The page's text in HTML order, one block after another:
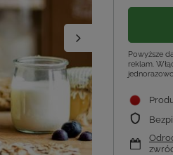
Powyższe
reklam.